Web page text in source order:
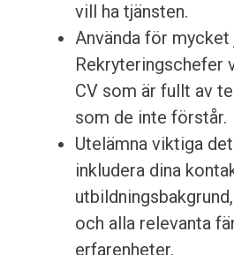
vill ha tjänsten.
Använda för mycket
Rekryteringschefer
CV som är fullt av
som de inte förstår.
Utelämna viktiga
inkludera dina
och alla relevanta
erfarenheter.